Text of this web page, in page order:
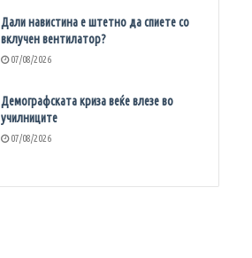
Дали навистина е штетно да спиете со
вклучен вентилатор?
07/08/2026
Демографската криза веќе влезе во
училниците
07/08/2026